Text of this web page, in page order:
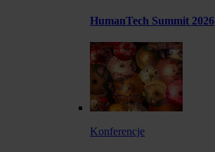
HumanTech Summit 2026
Konferencje